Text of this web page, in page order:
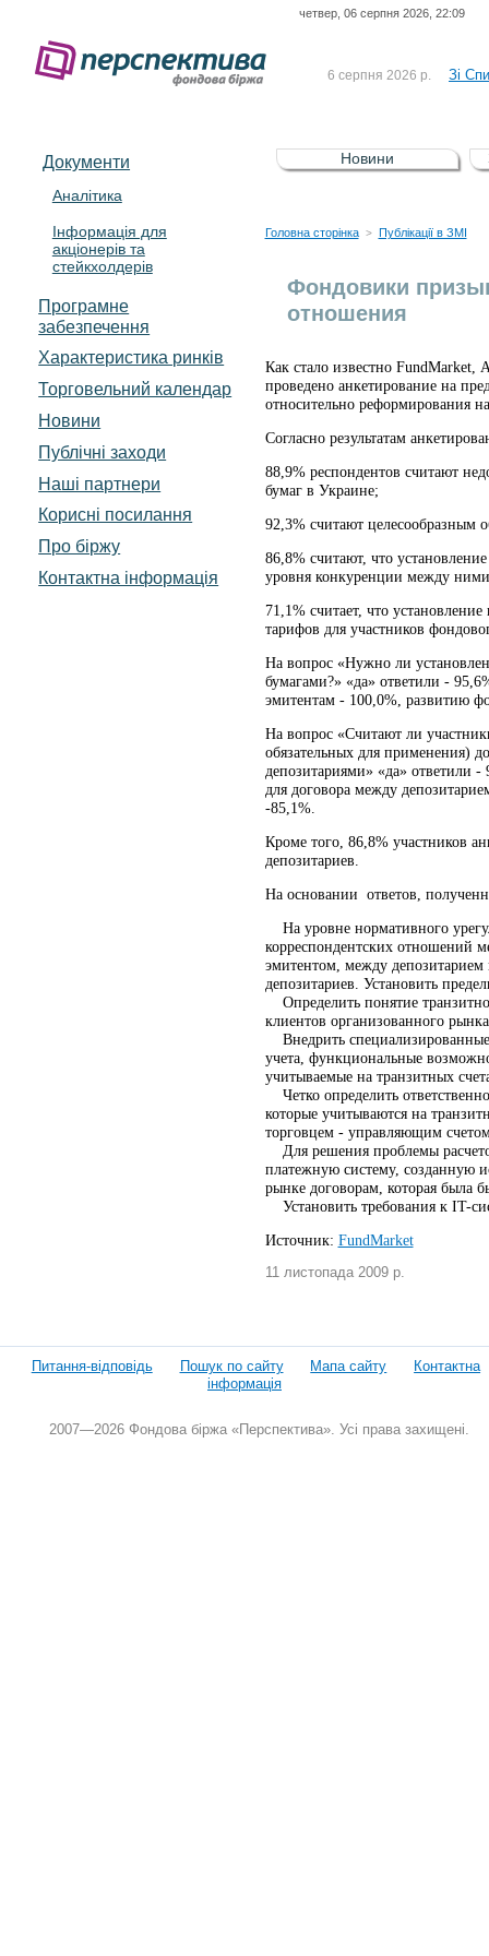
четвер, 06 серпня 2026, 22:09
6 серпня 2026 р. Зі
5 серпня 2026 р.
Зі
UA4000232607)
4 серпня 2026 р.
До
Документи
Аналітика
Інформація для
акціонерів та
стейкхолдерів
Програмне
забезпечення
Характеристика pинків
Торговельний календар
Новини
Публічні заходи
Наші партнери
Корисні посилання
Про біржу
Контактна інформація
Новини
Головна сторінка > Публікації в ЗМІ
Фондовики
отношения
Как стало известно FundMarket,
проведено анкетирование на
относительно реформирования
Согласно результатам
88,9% респондентов считают
бумаг в Украине;
92,3% считают целесообразным
86,8% считают, что
уровня конкуренции между
71,1% считает, что
тарифов для участников
На вопрос «Нужно ли
бумагами?» «да» ответили -
эмитентам - 100,0%, развитию
На вопрос «Считают ли
обязательных для применения)
депозитариями» «да» ответили
для договора между
-85,1%.
Кроме того, 86,8% участников
депозитариев.
На основании ответов,
На уровне нормативного
корреспондентских отношений
эмитентом, между
депозитариев. Установить
Определить понятие
клиентов организованного
Внедрить
учета, функциональные
учитываемые на транзитных
Четко определить
которые учитываются на
торговцем - управляющим
Для решения проблемы
платежную систему, созданную
рынке договорам, которая была
Установить требования к ІT-
Источник: FundMarket
11 листопада 2009 р.
Питання-відповідь Пошук по сайту Мапа сайту
Контактна
інформація
2007—2026 Фондова біржа «Перспектива». Усі права захищені.